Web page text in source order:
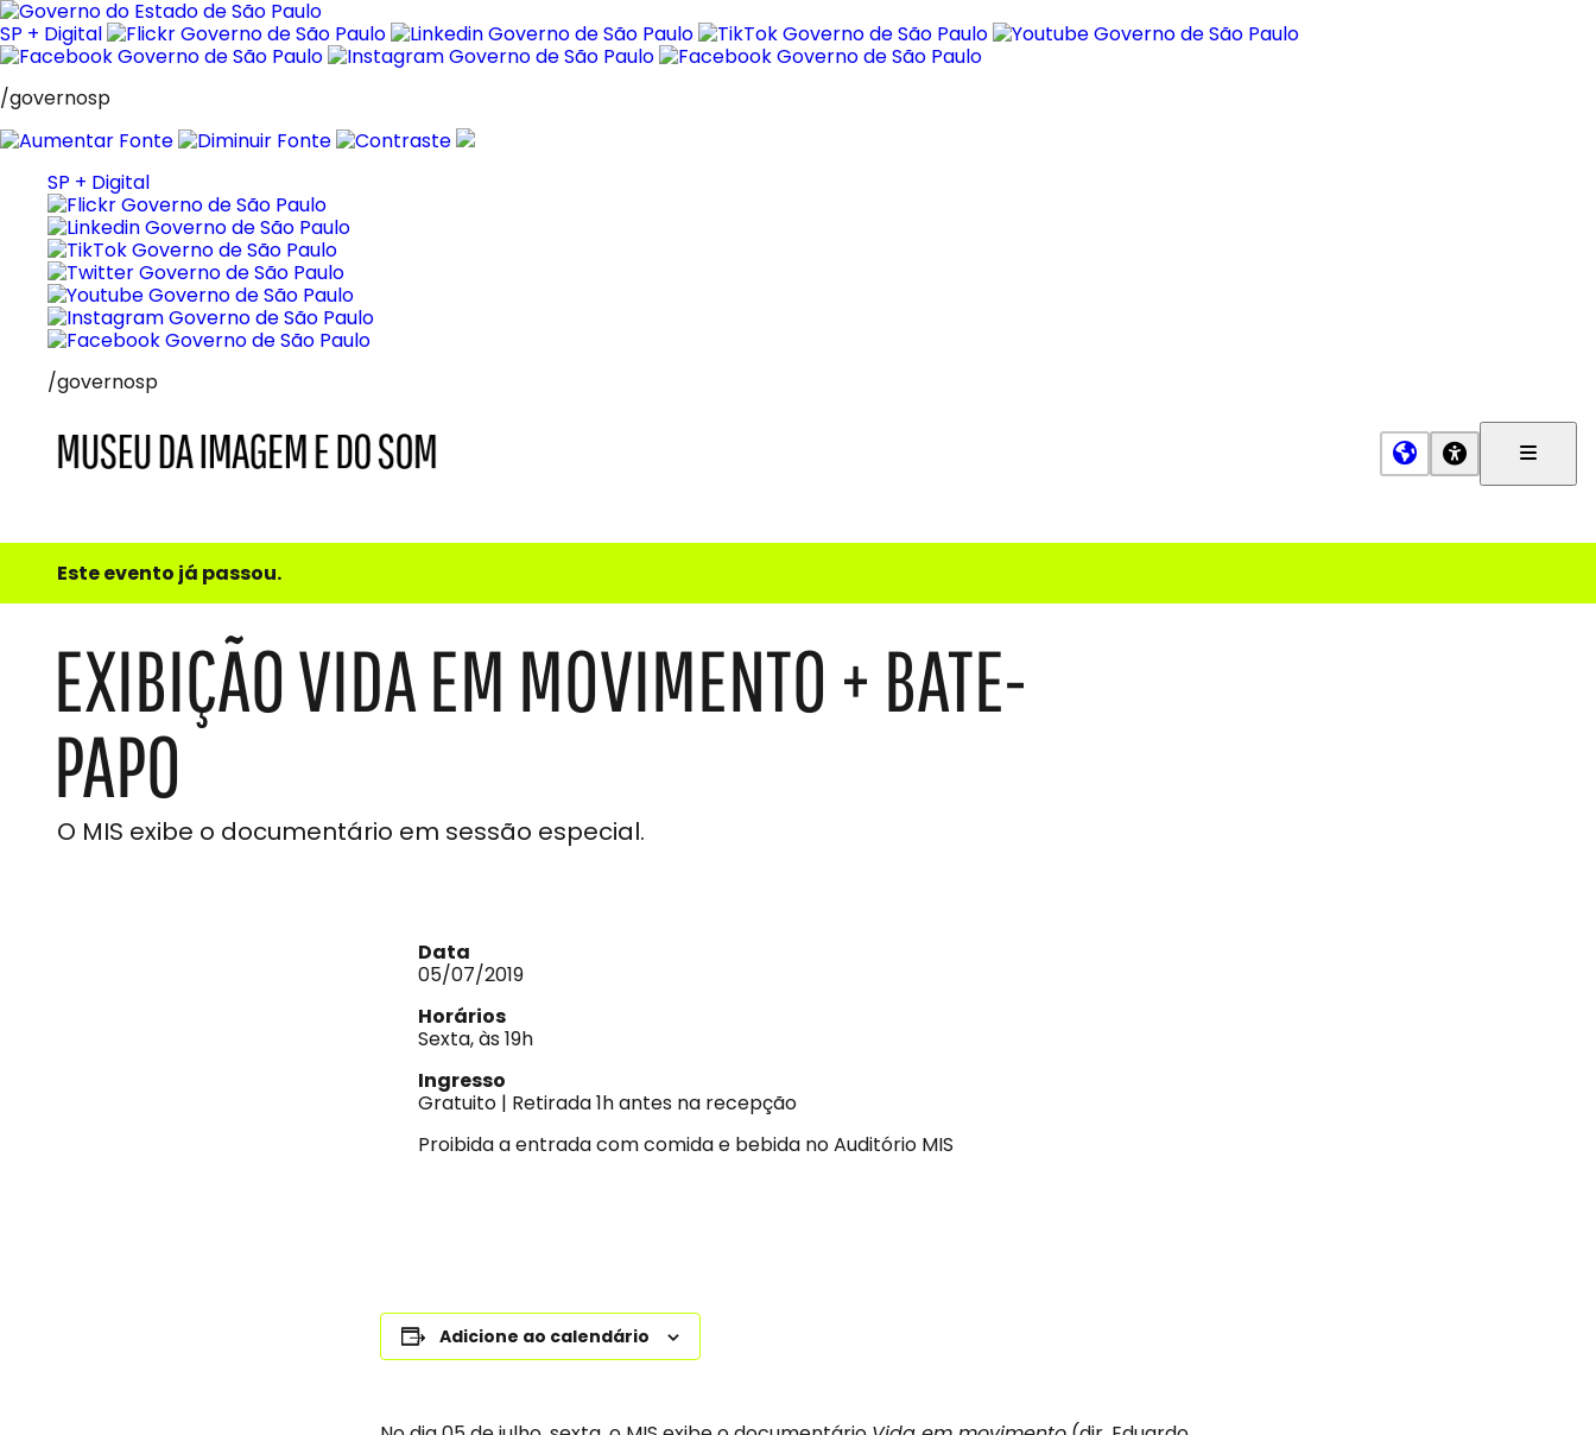
Pular
para
o
SP + Digital
/governosp
SP + Digital
/governosp
e
do
Som
Este evento já passou.
EXIBIÇÃO VIDA EM MOVIMENTO + BATE-
PAPO
O MIS exibe o documentário em sessão especial.
Data
05/07/2019
Horários
Sexta, às 19h
Ingresso
Gratuito | Retirada 1h antes na recepção
Proibida a entrada com comida e bebida no Auditório MIS
Adicione ao calendário